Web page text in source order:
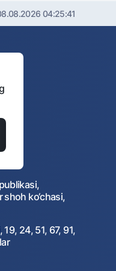
04:25:41
ko‘chasi,
24, 51, 67, 91,